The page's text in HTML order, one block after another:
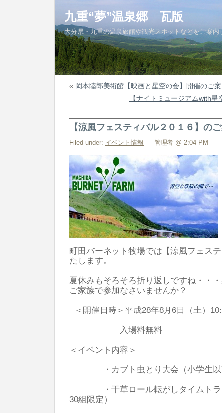
九重“夢”温泉郷 瓦版
大分県・九重の温泉旅館や観光スポットなどをご案内
« 岡本陸郎美術館【映画と星空の会】開催のご
【ナイトミュージアムwith
【涼風フェスティバル２０１６】の
Filed under: イベント情報 — 管理者 @ 2:04 PM
町田バーネット牧場では【涼風フェス
たします。
夏休みもそろそろ折り返しですね・・
ご家族で参加なさいませんか？
＜開催日時＞平成28年8月6日（土）
入場料無料
＜イベント内容＞
・カブト虫とり大会（小学生以
・干草ロール転がしタイムトライ
30組限定）